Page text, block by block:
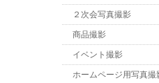
２次会写真撮影
商品撮影
イベント撮影
ホームページ用写真撮